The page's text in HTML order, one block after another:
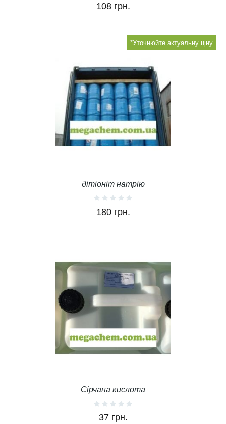
108 грн.
*Уточнюйте актуальну ціну
дітіоніт натрію
180 грн.
Сірчана кислота
37 грн.